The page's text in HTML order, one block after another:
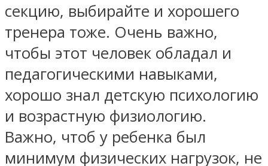
секцию, выбирайте и хорошего
тренера тоже. Очень важно,
чтобы этот человек обладал и
педагогическими навыками,
хорошо знал детскую психологию
и возрастную физиологию.
Важно, чтоб у ребенка был
минимум физических нагрузок, не